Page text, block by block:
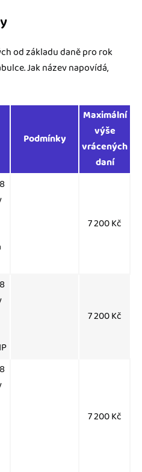
od základu daně pro rok
Jak název napovídá,
Podmínky
Maximální
výše
vrácených
daní
7 200 Kč
7 200 Kč
7 200 Kč